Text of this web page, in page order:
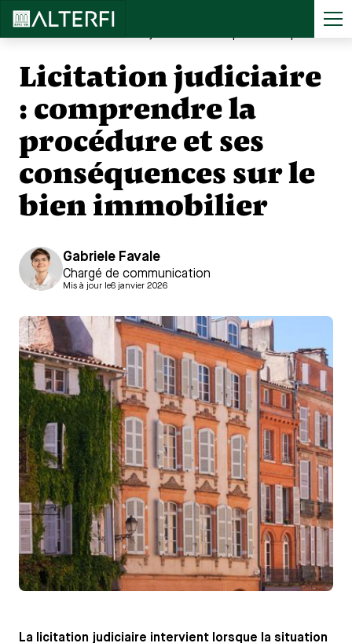
Licitation judiciaire
: comprendre la
procédure et ses
conséquences sur le
bien immobilier
Gabriele Favale
Chargé de communication
Mis à jour le6 janvier 2026
La licitation judiciaire intervient lorsque la situation